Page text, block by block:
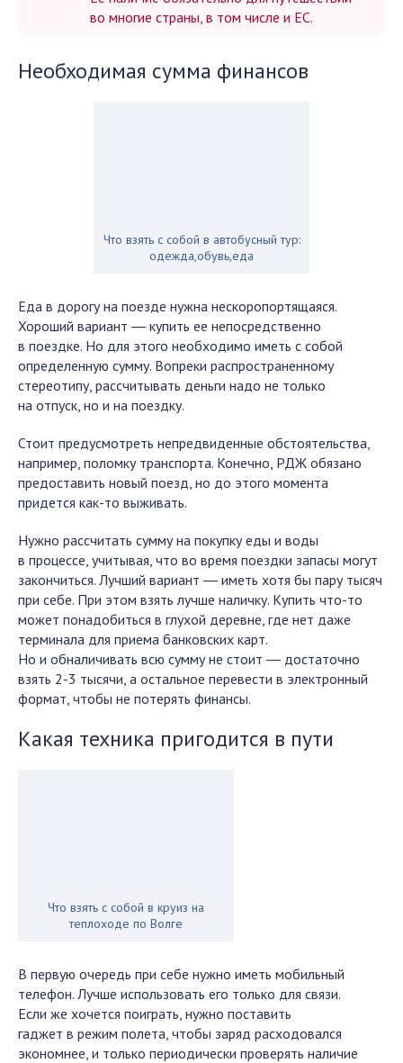
во многие страны, в том числе и ЕС.
Необходимая сумма финансов
Что взять с собой в автобусный тур:
одежда,обувь,еда
Еда в дорогу на поезде нужна нескоропортящаяся.
Хороший вариант ― купить ее непосредственно
в поездке. Но для этого необходимо иметь с собой
определенную сумму. Вопреки распространенному
стереотипу, рассчитывать деньги надо не только
на отпуск, но и на поездку.
Стоит предусмотреть непредвиденные обстоятельства,
например, поломку транспорта. Конечно, РДЖ обязано
предоставить новый поезд, но до этого момента
придется как-то выживать.
Нужно рассчитать сумму на покупку еды и воды
в процессе, учитывая, что во время поездки запасы могут
закончиться. Лучший вариант ― иметь хотя бы пару тысяч
при себе. При этом взять лучше наличку. Купить что-то
может понадобиться в глухой деревне, где нет даже
терминала для приема банковских карт.
Но и обналичивать всю сумму не стоит ― достаточно
взять 2-3 тысячи, а остальное перевести в электронный
формат, чтобы не потерять финансы.
Какая техника пригодится в пути
Что взять с собой в круиз на
теплоходе по Волге
В первую очередь при себе нужно иметь мобильный
телефон. Лучше использовать его только для связи.
Если же хочется поиграть, нужно поставить
гаджет в режим полета, чтобы заряд расходовался
экономнее, и только периодически проверять наличие